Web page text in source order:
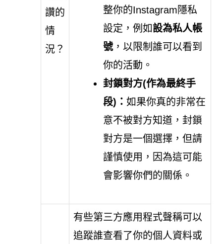
讚的
情
況？
整你的Instagram隱私
設定，例如設為私人帳
號，以限制誰可以看到
你的活動。
封鎖對方(作為最終手
段)： 如果你真的非常在
意不被對方知道，封鎖
對方是一個選擇，但請
謹慎使用，因為這可能
會影響你們的關係。
有些第三方應用程式聲稱可以
追蹤誰查看了你的個人資料或